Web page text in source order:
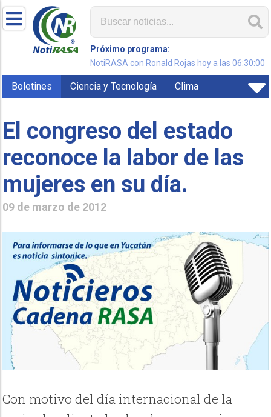
Próximo programa:
NotiRASA con Ronald Rojas hoy a las 06:30:00
Boletines Ciencia y Tecnología Clima
El congreso del estado
reconoce la labor de las
mujeres en su día.
09 de marzo de 2012
Con motivo del día internacional de la